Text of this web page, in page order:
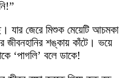
যার জেরে মিশুক মেয়েটি আচমকা
জীবনহানির শঙ্কায় কাঁটে। ভয়ে
‘পাগলি’ বলে ডাকে!